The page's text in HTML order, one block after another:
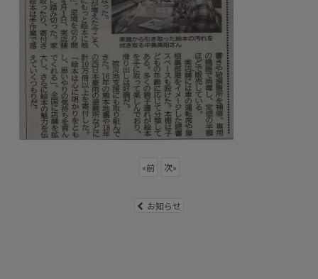
«前 次»
お知らせ